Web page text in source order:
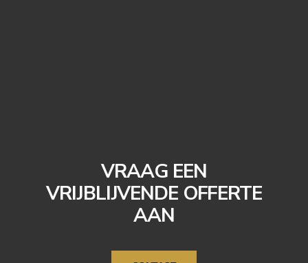
VRAAG EEN
VRIJBLIJVENDE OFFERTE
AAN